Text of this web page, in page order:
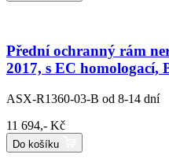
Přední ochranný rám
2017, s EC homologací,
ASX-R1360-03-B od 8-14 dní
11 694,- Kč
Do košíku